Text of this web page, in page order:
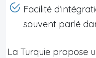
Facilité
souvent parlé
La Turquie propose